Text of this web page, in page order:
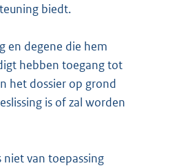
biedt.
en degene die hem
hebben toegang tot
het dossier op grond
is of zal worden
niet van toepassing